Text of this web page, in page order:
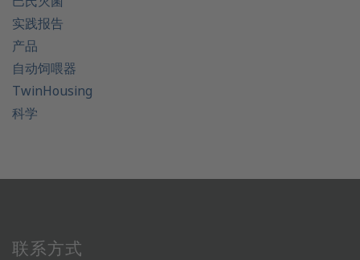
实践报告
产品
自动饲喂器
TwinHousing
科学
联系方式